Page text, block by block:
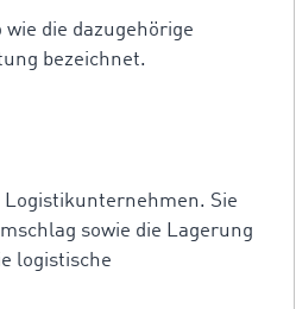
die dazugehörige
bezeichnet.
Sie
sowie die Lagerung
logistische